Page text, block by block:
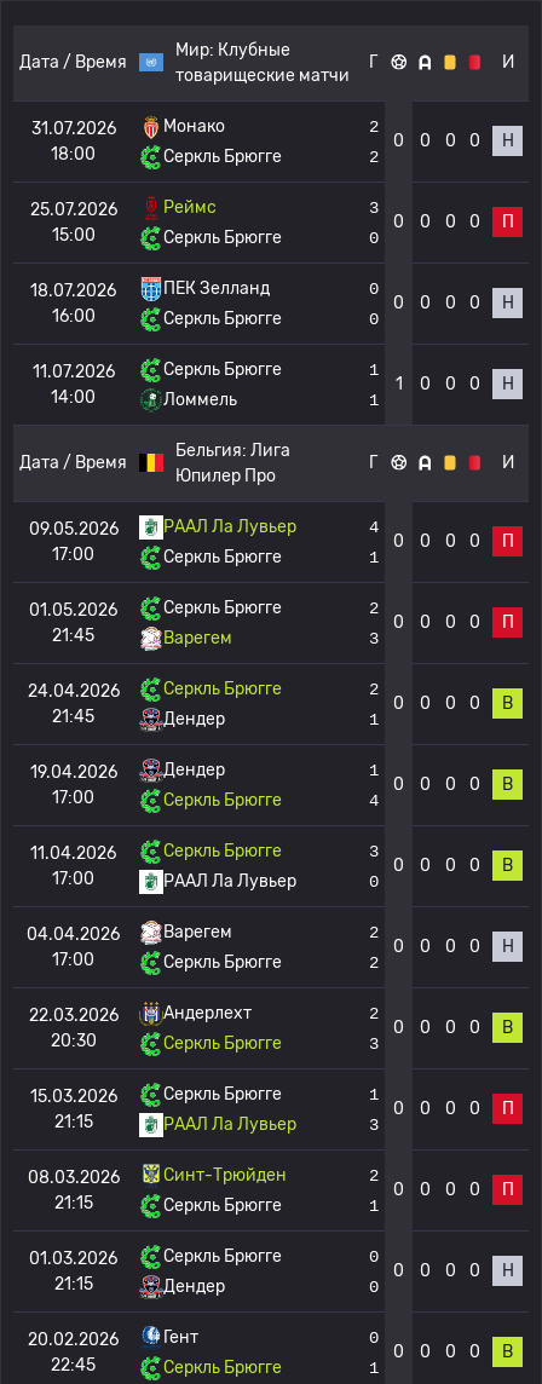
Дата / Время
Мир: Клубные
товарищеские матчи
Г И
31.07.2026
18:00
Монако
Серкль Брюгге
2
2
0 0 0 0 Н
25.07.2026
15:00
Реймс
Серкль Брюгге
3
0
0 0 0 0 П
18.07.2026
16:00
ПЕК Зелланд
Серкль Брюгге
0
0
0 0 0 0 Н
11.07.2026
14:00
Серкль Брюгге
Ломмель
1
1
1 0 0 0 Н
Дата / Время
Бельгия: Лига
Юпилер Про
Г И
09.05.2026
17:00
РААЛ Ла Лувьер
Серкль Брюгге
4
1
0 0 0 0 П
01.05.2026
21:45
Серкль Брюгге
Варегем
2
3
0 0 0 0 П
24.04.2026
21:45
Серкль Брюгге
Дендер
2
1
0 0 0 0 В
19.04.2026
17:00
Дендер
Серкль Брюгге
1
4
0 0 0 0 В
11.04.2026
17:00
Серкль Брюгге
РААЛ Ла Лувьер
3
0
0 0 0 0 В
04.04.2026
17:00
Варегем
Серкль Брюгге
2
2
0 0 0 0 Н
22.03.2026
20:30
Андерлехт
Серкль Брюгге
2
3
0 0 0 0 В
15.03.2026
21:15
Серкль Брюгге
РААЛ Ла Лувьер
1
3
0 0 0 0 П
08.03.2026
21:15
Синт-Трюйден
Серкль Брюгге
2
1
0 0 0 0 П
01.03.2026
21:15
Серкль Брюгге
Дендер
0
0
0 0 0 0 Н
20.02.2026
22:45
Гент
Серкль Брюгге
0
1
0 0 0 0 В